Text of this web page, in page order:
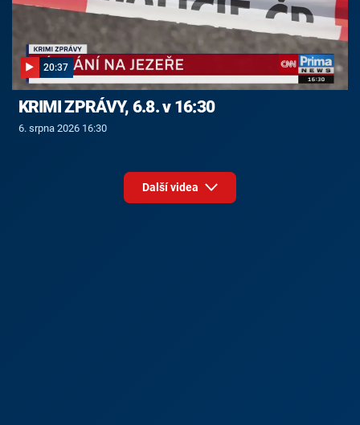
20:37
KRIMI ZPRÁVY, 6.8. v 16:30
6. srpna 2026 16:30
Další videa